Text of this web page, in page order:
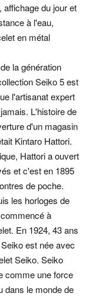
du jour et
à l'eau,
en métal
la génération
Seiko 5 est
l'artisanat expert
L'histoire de
d'un magasin
Kintaro Hattori.
Hattori a ouvert
et c'est en 1895
de poche.
les horloges de
à
En 1924, 43 ans
est née avec
Seiko. Seiko
comme une force
dans le monde de